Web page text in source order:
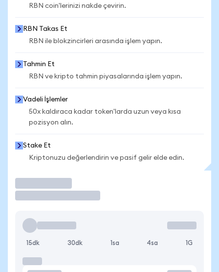
RBN coin'lerinizi nakde çevirin.
RBN Takas Et
RBN ile blokzincirleri arasında işlem yapın.
Tahmin Et
RBN ve kripto tahmin piyasalarında işlem yapın.
Vadeli İşlemler
50x kaldıraca kadar token'larda uzun veya kısa
pozisyon alın.
Stake Et
Kriptonuzu değerlendirin ve pasif gelir elde edin.
15dk 30dk 1sa 4sa 1G